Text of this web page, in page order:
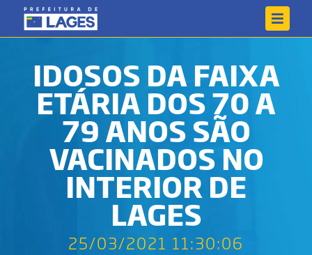
IDOSOS DA FAIXA
ETÁRIA DOS 70 A
79 ANOS SÃO
VACINADOS NO
INTERIOR DE
LAGES
25/03/2021 11:30:06